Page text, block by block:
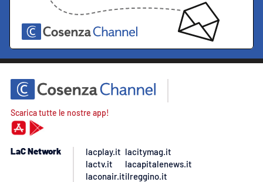
Scarica tutte le nostre app!
LaC Network
lacplay.it
lactv.it
laconair.it
lacitymag.it
lacapitalenews.it
ilreggino.it